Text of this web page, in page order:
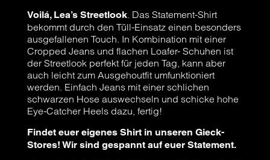
Voilá, Lea’s Streetlook. Das Statement-Shirt
bekommt durch den Tüll-Einsatz einen besonders
ausgefallenen Touch. In Kombination mit einer
Cropped Jeans und flachen Loafer- Schuhen ist
der Streetlook perfekt für jeden Tag, kann aber
auch leicht zum Ausgehoutfit umfunktioniert
werden. Einfach Jeans mit einer schlichen
schwarzen Hose auswechseln und schicke hohe
Eye-Catcher Heels dazu, fertig!
Findet euer eigenes Shirt in unseren Gieck-
Stores! Wir sind gespannt auf euer Statement.